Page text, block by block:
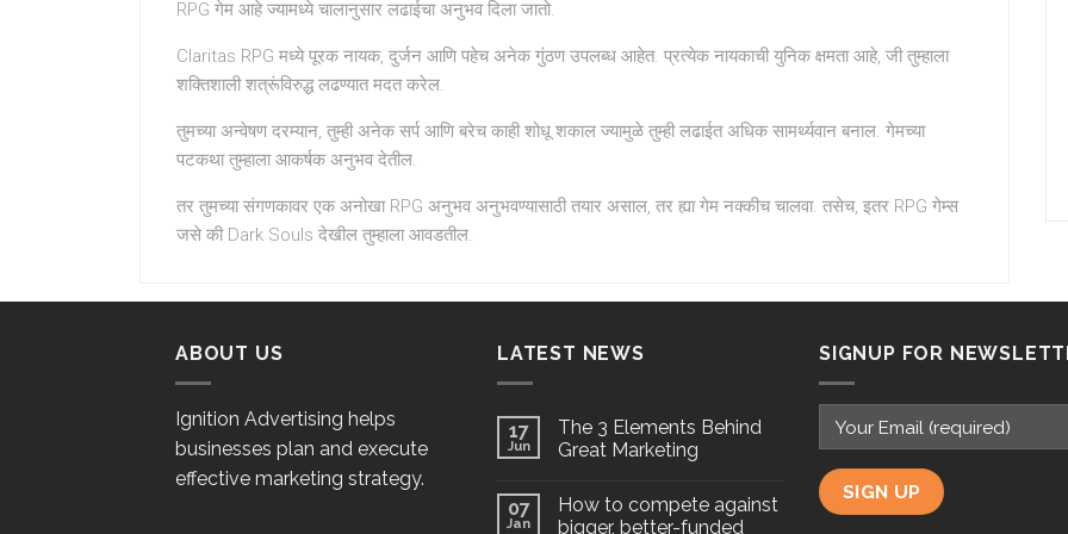
RPG गेम आहे ज्यामध्ये चालानुसार लढाईचा अनुभव दिला जातो.
Claritas RPG मध्ये पूरक नायक, दुर्जन आणि पहेच अनेक गुंठण उपलब्ध आहेत. प्रत्येक नायकाची युनिक क्षमता आहे, जी तुम्हाला
शक्तिशाली शत्रूंविरुद्ध लढण्यात मदत करेल.
तुमच्या अन्वेषण दरम्यान, तुम्ही अनेक सर्प आणि बरेच काही शोधू शकाल ज्यामुळे तुम्ही लढाईत अधिक सामर्थ्यवान बनाल. गेमच्या
पटकथा तुम्हाला आकर्षक अनुभव देतील.
तर तुमच्या संगणकावर एक अनोखा RPG अनुभव अनुभवण्यासाठी तयार असाल, तर ह्या गेम नक्कीच चालवा. तसेच, इतर RPG गेम्स
जसे की Dark Souls देखील तुम्हाला आवडतील.
ABOUT US
Ignition Advertising helps
businesses plan and execute
effective marketing strategy.
LATEST NEWS
17
Jun
The 3 Elements Behind
Great Marketing
07
Jan
How to compete against
bigger, better-funded
SIGNUP FOR